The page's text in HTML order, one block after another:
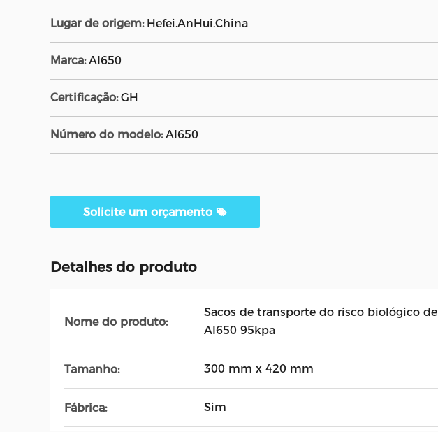
Lugar de origem: Hefei.AnHui.China
Marca: AI650
Certificação: GH
Número do modelo: AI650
Solicite um orçamento
Detalhes do produto
Nome do produto:
Sacos de transporte do risco biológico de
AI650 95kpa
Tamanho: 300 mm x 420 mm
Fábrica: Sim